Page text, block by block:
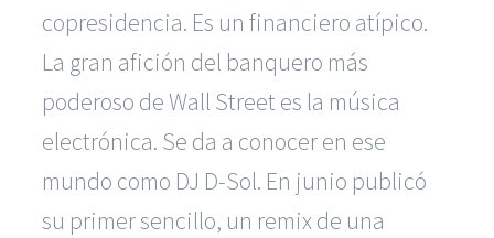
copresidencia. Es un financiero atípico.
La gran afición del banquero más
poderoso de Wall Street es la música
electrónica. Se da a conocer en ese
mundo como DJ D-Sol. En junio publicó
su primer sencillo, un remix de una